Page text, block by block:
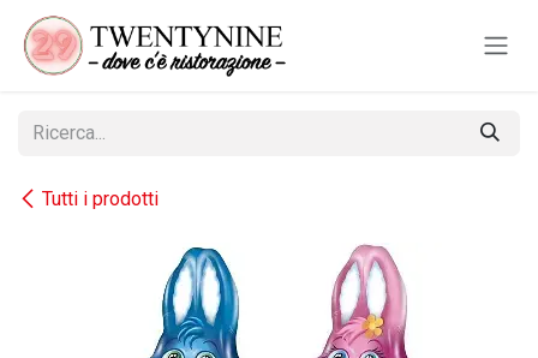
Passa al contenuto
Tutti i prodotti